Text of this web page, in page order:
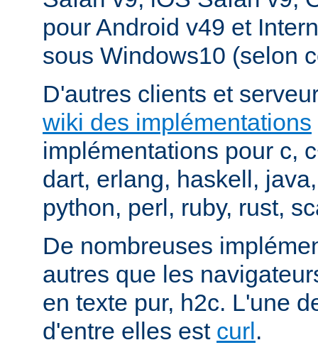
pour Android v49 et
sous Windows10 (selon
D'autres clients et
wiki des implémentations
implémentations pour c,
dart, erlang, haskell,
python, perl, ruby, rust,
De nombreuses
autres que les
en texte pur, h2c. L'une
d'entre elles est curl.